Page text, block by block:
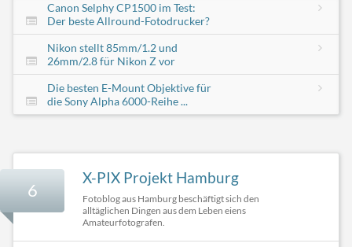
Canon Selphy CP1500 im Test:
Der beste Allround-Fotodrucker?
Nikon stellt 85mm/1.2 und
26mm/2.8 für Nikon Z vor
Die besten E-Mount Objektive für
die Sony Alpha 6000-Reihe ...
6
X-PIX Projekt Hamburg
Fotoblog aus Hamburg beschäftigt sich den
alltäglichen Dingen aus dem Leben eiens
Amateurfotografen.